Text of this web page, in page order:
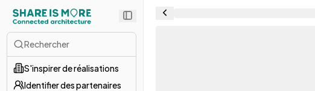
Rechercher
S'inspirer de réalisations
Identifier des partenaires